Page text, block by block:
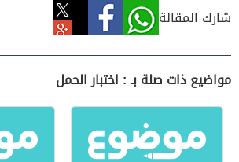
شارك المقالة
مواضيع ذات صلة بـ : اختبار الحمل